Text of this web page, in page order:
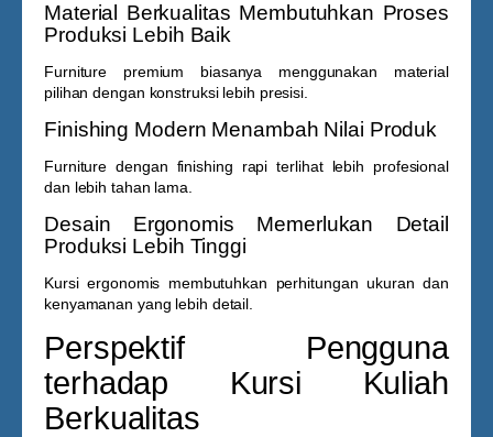
Material Berkualitas Membutuhkan Proses
Produksi Lebih Baik
Furniture premium biasanya menggunakan material
pilihan dengan konstruksi lebih presisi.
Finishing Modern Menambah Nilai Produk
Furniture dengan finishing rapi terlihat lebih profesional
dan lebih tahan lama.
Desain Ergonomis Memerlukan Detail
Produksi Lebih Tinggi
Kursi ergonomis membutuhkan perhitungan ukuran dan
kenyamanan yang lebih detail.
Perspektif Pengguna
terhadap Kursi Kuliah
Berkualitas